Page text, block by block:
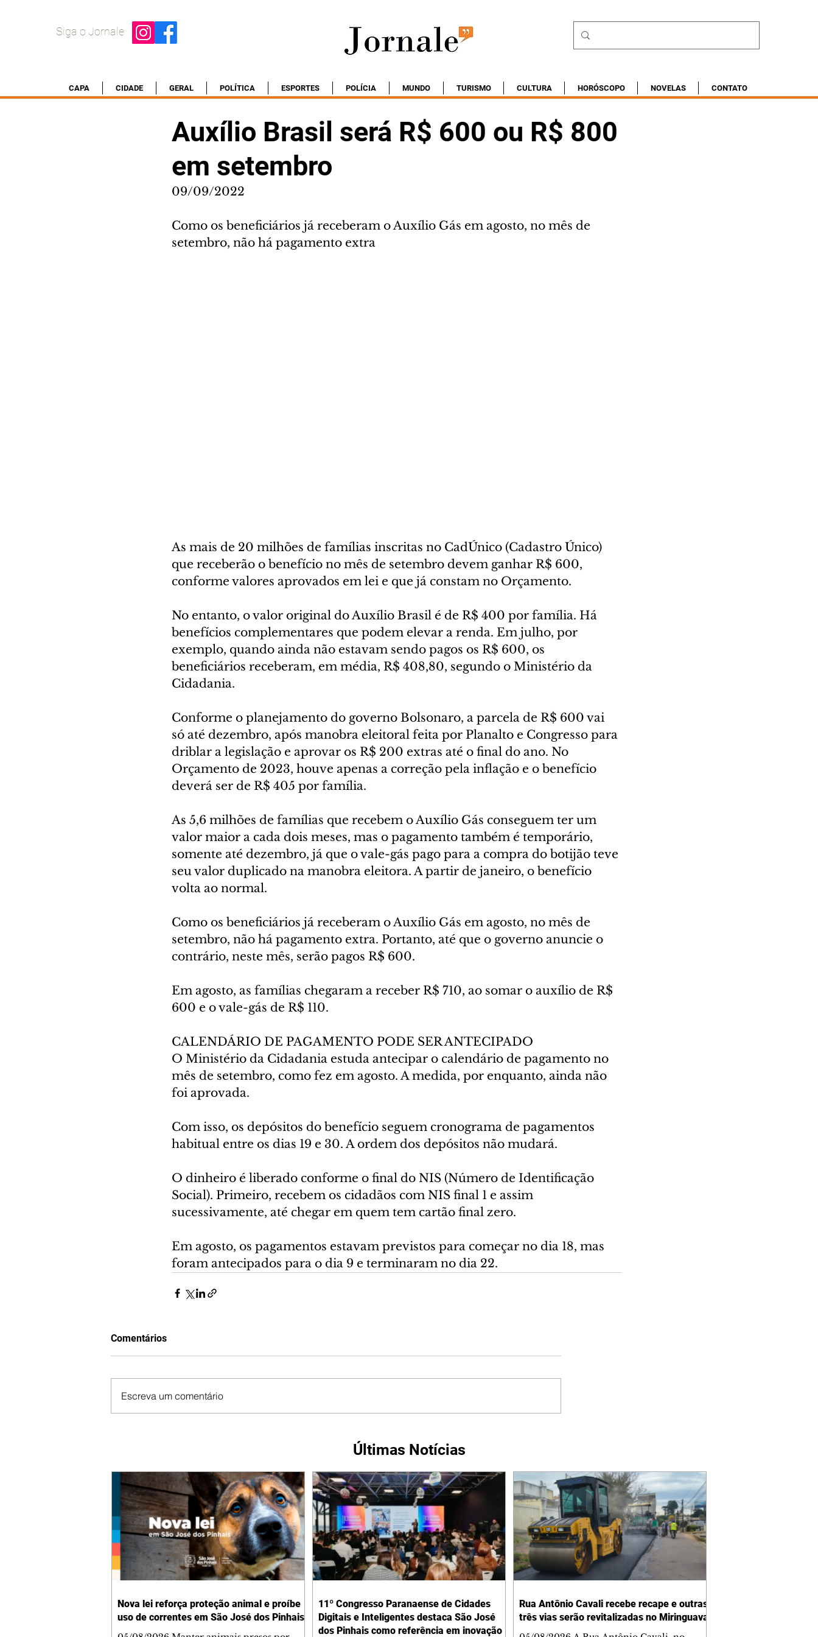
Siga o Jornale
CAPA CIDADE GERAL POLÍTICA ESPORTES POLÍCIA MUNDO TURISMO CULTURA HORÓSCOPO NOVELAS CONTATO
Auxílio Brasil será R$ 600 ou R$ 800
em setembro
09/09/2022
Como os beneficiários já receberam o Auxílio Gás em agosto, no mês de
setembro, não há pagamento extra
As mais de 20 milhões de famílias inscritas no CadÚnico (Cadastro Único)
que receberão o benefício no mês de setembro devem ganhar R$ 600,
conforme valores aprovados em lei e que já constam no Orçamento.
No entanto, o valor original do Auxílio Brasil é de R$ 400 por família. Há
benefícios complementares que podem elevar a renda. Em julho, por
exemplo, quando ainda não estavam sendo pagos os R$ 600, os
beneficiários receberam, em média, R$ 408,80, segundo o Ministério da
Cidadania.
Conforme o planejamento do governo Bolsonaro, a parcela de R$ 600 vai
só até dezembro, após manobra eleitoral feita por Planalto e Congresso para
driblar a legislação e aprovar os R$ 200 extras até o final do ano. No
Orçamento de 2023, houve apenas a correção pela inflação e o benefício
deverá ser de R$ 405 por família.
As 5,6 milhões de famílias que recebem o Auxílio Gás conseguem ter um
valor maior a cada dois meses, mas o pagamento também é temporário,
somente até dezembro, já que o vale-gás pago para a compra do botijão teve
seu valor duplicado na manobra eleitora. A partir de janeiro, o benefício
volta ao normal.
Como os beneficiários já receberam o Auxílio Gás em agosto, no mês de
setembro, não há pagamento extra. Portanto, até que o governo anuncie o
contrário, neste mês, serão pagos R$ 600.
Em agosto, as famílias chegaram a receber R$ 710, ao somar o auxílio de R$
600 e o vale-gás de R$ 110.
CALENDÁRIO DE PAGAMENTO PODE SER ANTECIPADO
O Ministério da Cidadania estuda antecipar o calendário de pagamento no
mês de setembro, como fez em agosto. A medida, por enquanto, ainda não
foi aprovada.
Com isso, os depósitos do benefício seguem cronograma de pagamentos
habitual entre os dias 19 e 30. A ordem dos depósitos não mudará.
O dinheiro é liberado conforme o final do NIS (Número de Identificação
Social). Primeiro, recebem os cidadãos com NIS final 1 e assim
sucessivamente, até chegar em quem tem cartão final zero.
Em agosto, os pagamentos estavam previstos para começar no dia 18, mas
foram antecipados para o dia 9 e terminaram no dia 22.
Comentários
Escreva um comentário
Últimas Notícias
Nova lei reforça proteção animal e proíbe
uso de correntes em São José dos Pinhais
11º Congresso Paranaense de Cidades
Digitais e Inteligentes destaca São José
dos Pinhais como referência em inovação
Rua Antônio Cavali recebe recape e outras
três vias serão revitalizadas no Miringuava